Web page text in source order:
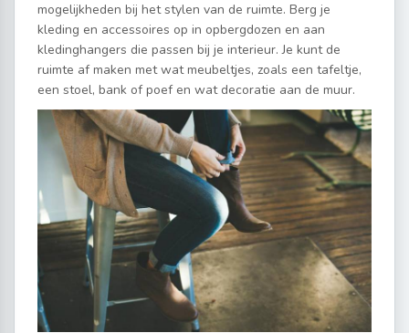
mogelijkheden bij het stylen van de ruimte. Berg je
kleding en accessoires op in opbergdozen en aan
kledinghangers die passen bij je interieur. Je kunt de
ruimte af maken met wat meubeltjes, zoals een tafeltje,
een stoel, bank of poef en wat decoratie aan de muur.